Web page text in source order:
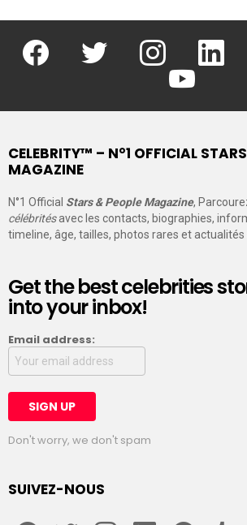
facebook twitter instagram linkedin
youtube
CELEBRITY™ – N°1 OFFICIAL
MAGAZINE
N°1 Official Stars & People Magazine,
célébritésavec les contacts, biographies,
timeline, âge, tailles, photos rares et actualités
Get the best celebrities
into your inbox!
Email address:
Don't worry, we don't spam
SUIVEZ-NOUS